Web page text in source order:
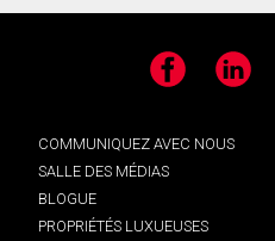
Facebook LinkedIn
COMMUNIQUEZ AVEC NOUS
SALLE DES MÉDIAS
BLOGUE
PROPRIÉTÉS LUXUEUSES